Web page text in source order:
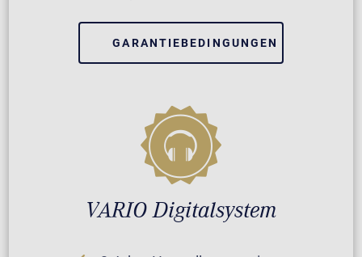
GARANTIEBEDINGUNGEN
VARIO Digitalsystem